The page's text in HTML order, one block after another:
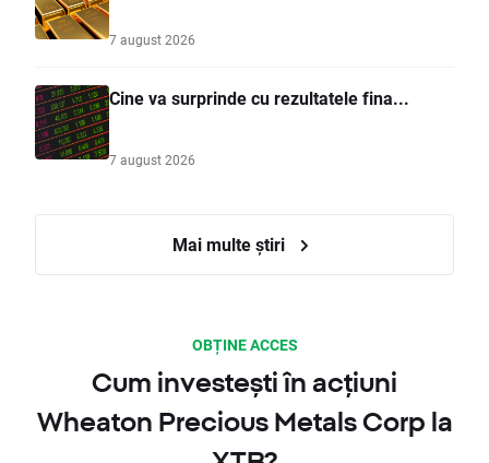
7 august 2026
Cine va surprinde cu rezultatele fina...
7 august 2026
Mai multe știri
OBȚINE ACCES
Cum investești în acțiuni
Wheaton Precious Metals Corp la